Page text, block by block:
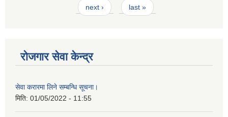
next › last »
रोजगार सेवा केन्द्र
सेवा करारमा लिने सम्बन्धि सूचना।
मिति: 01/05/2022 - 11:55